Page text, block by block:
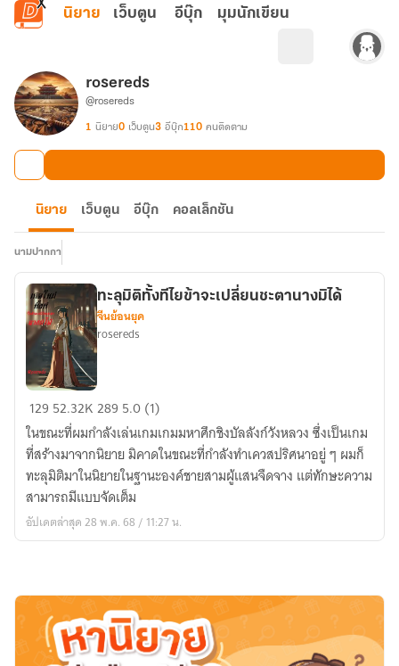
ข้ามไปยังเนื้อหาหลัก
นิยาย เว็บตูน อีบุ๊ก มุมนักเขียน
rosereds
@rosereds
1 นิยาย0 เว็บตูน3 อีบุ๊ก110 คนติดตาม
นิยาย เว็บตูน อีบุ๊ก คอลเล็กชัน
นามปากกา
ทะลุ
มิติ
ทั้งที
ไย
ข้า
จะ
เปลี่ยน
มิได้
ทะลุมิติทั้งทีไยข้าจะเปลี่ยนชะตานางมิได้
จีนย้อนยุค
rosereds
129 52.32K289 5.0 (1)
ในขณะที่ผมกำลังเล่นเกมเกมมหาศึกชิงบัลลังก์วังหลวง ซึ่งเป็นเกม
ที่สร้างมาจากนิยาย มิคาดในขณะที่กำลังทำเควสปริศนาอยู่ ๆ ผมก็
ทะลุมิติมาในนิยายในฐานะองค์ชายสามผู้แสนจืดจาง แต่ทักษะความ
สามารถมีแบบจัดเต็ม
อัปเดตล่าสุด 28 พ.ค. 68 / 11:27 น.